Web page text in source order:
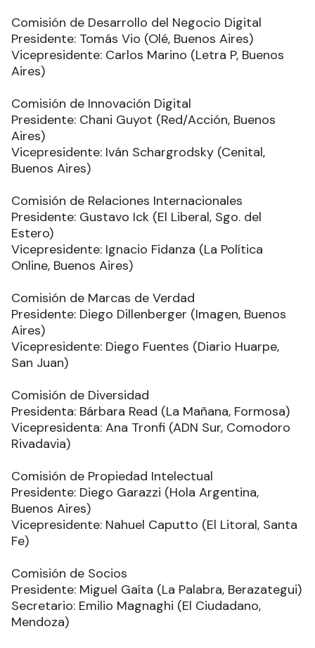
Comisión de Desarrollo del Negocio Digital
Presidente: Tomás Vio (Olé, Buenos Aires)
Vicepresidente: Carlos Marino (Letra P, Buenos
Aires)
Comisión de Innovación Digital
Presidente: Chani Guyot (Red/Acción, Buenos
Aires)
Vicepresidente: Iván Schargrodsky (Cenital,
Buenos Aires)
Comisión de Relaciones Internacionales
Presidente: Gustavo Ick (El Liberal, Sgo. del
Estero)
Vicepresidente: Ignacio Fidanza (La Política
Online, Buenos Aires)
Comisión de Marcas de Verdad
Presidente: Diego Dillenberger (Imagen, Buenos
Aires)
Vicepresidente: Diego Fuentes (Diario Huarpe,
San Juan)
Comisión de Diversidad
Presidenta: Bárbara Read (La Mañana, Formosa)
Vicepresidenta: Ana Tronfi (ADN Sur, Comodoro
Rivadavia)
Comisión de Propiedad Intelectual
Presidente: Diego Garazzi (Hola Argentina,
Buenos Aires)
Vicepresidente: Nahuel Caputto (El Litoral, Santa
Fe)
Comisión de Socios
Presidente: Miguel Gaíta (La Palabra, Berazategui)
Secretario: Emilio Magnaghi (El Ciudadano,
Mendoza)